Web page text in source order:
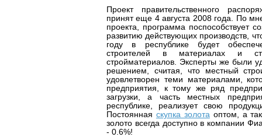
Проект правительственного
принят еще 4 августа 2008 года. По
проекта, программа поспособствует
развитию действующих производств,
году в республике будет
строителей в материалах и
стройматериалов. Эксперты же были
решением, считая, что местный
удовлетворен теми материалами,
предприятия, к тому же ряд
загрузки, а часть местных
республике, реализует свою
Постоянная скупка золотаоптом, а
золото всегда доступно в компании
- 0.6%!